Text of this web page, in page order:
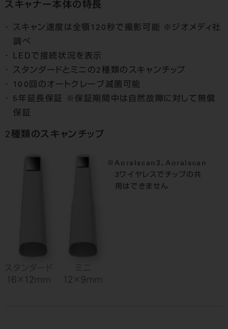
スキャナー本体の特長
スキャン速度は全顎120秒で撮影可能 ※ジオメディ社
調べ
LEDで接続状況を表示
スタンダードとミニの2種類のスキャンチップ
100回のオートクレーブ滅菌可能
5年延長保証 ※保証期間中は自然故障に対して無償
保証
2種類のスキャンチップ
Aoralscan3、Aoralscan
3ワイヤレスでチップの共
用はできません